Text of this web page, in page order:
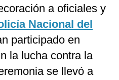
a oficiales y
Nacional del
participado en
la lucha contra la
se llevó a